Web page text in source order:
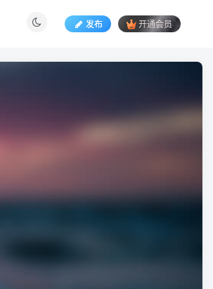
发布 开通会员